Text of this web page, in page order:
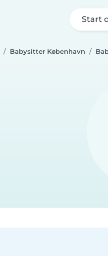
Start
Babysitter København